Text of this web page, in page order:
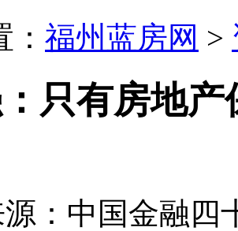
福州蓝房网 >
只有房地
源：中国金融四